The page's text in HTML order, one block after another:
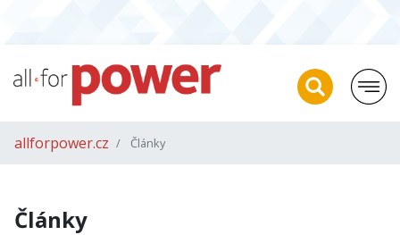
allforpower.cz Články
Články